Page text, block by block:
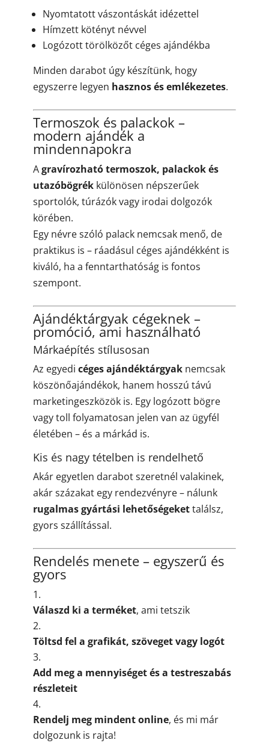
Nyomtatott vászontáskát idézettel
Hímzett kötényt névvel
Logózott törölközőt céges ajándékba
Minden darabot úgy készítünk, hogy
egyszerre legyen hasznos és emlékezetes.
Termoszok és palackok –
modern ajándék a
mindennapokra
Agravírozható termoszok, palackok és
utazóbögrékkülönösen népszerűek
sportolók, túrázók vagy irodai dolgozók
körében.
Egy névre szóló palack nemcsak menő, de
praktikus is – ráadásul céges ajándékként is
kiváló, ha a fenntarthatóság is fontos
szempont.
Ajándéktárgyak cégeknek –
promóció, ami használható
Márkaépítés stílusosan
Az egyedi céges ajándéktárgyaknemcsak
köszönőajándékok, hanem hosszú távú
marketingeszközök is. Egy logózott bögre
vagy toll folyamatosan jelen van az ügyfél
életében – és a márkád is.
Kis és nagy tételben is rendelhető
Akár egyetlen darabot szeretnél valakinek,
akár százakat egy rendezvényre – nálunk
rugalmas gyártási lehetőségekettalálsz,
gyors szállítással.
Rendelés menete – egyszerű és
gyors
Válaszd ki a terméket, ami tetszik
Töltsd fel a grafikát, szöveget vagy logót
Add meg a mennyiséget és a testreszabás
részleteit
Rendelj meg mindent online, és mi már
dolgozunk is rajta!